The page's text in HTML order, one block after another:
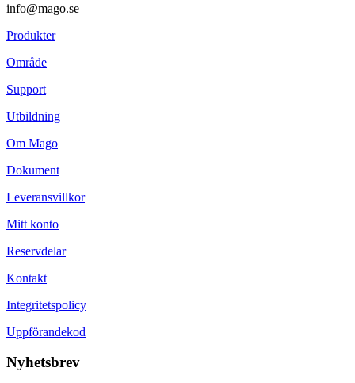
info@mago.se
Produkter
Område
Support
Utbildning
Om Mago
Dokument
Leveransvillkor
Mitt konto
Reservdelar
Kontakt
Integritetspolicy
Uppförandekod
Nyhetsbrev